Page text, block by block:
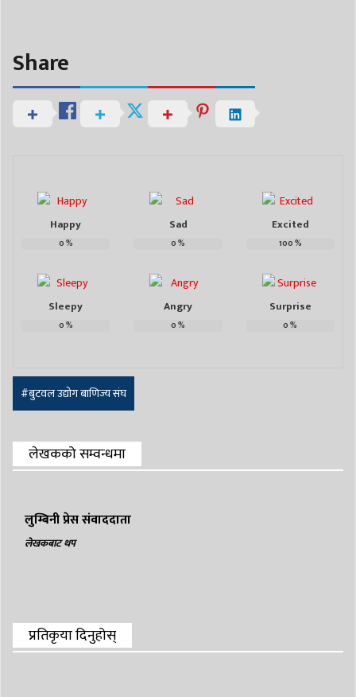
Share
Happy
0%
Sad
0%
Excited
100%
Sleepy
0%
Angry
0%
Surprise
0%
#बुटवल उद्योग बाणिज्य संघ
लेखकको सम्वन्धमा
लुम्बिनी प्रेस संवाददाता
लेखकबाट थप
प्रतिकृया दिनुहोस्